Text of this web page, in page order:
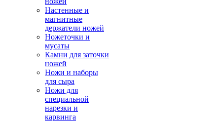
Настенные и
магнитные
держатели ножей
Ножеточки и
мусаты
Камни для заточки
ножей
Ножи и наборы
для сыра
Ножи для
специальной
нарезки и
карвинга